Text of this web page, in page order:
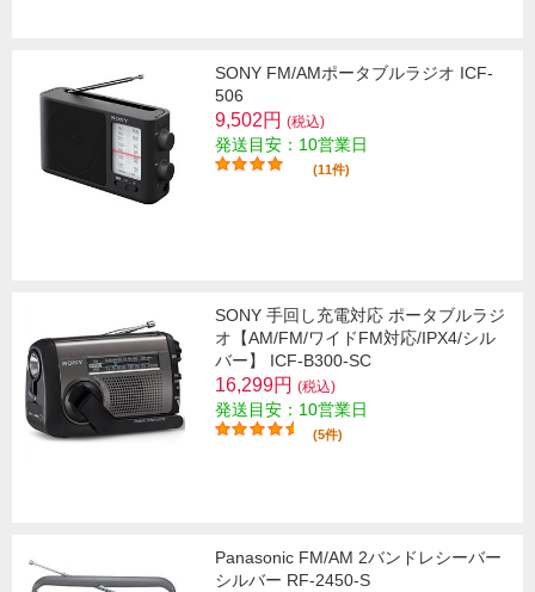
SONY FM/AMポータブルラジオ ICF-
506
9,502円 (税込)
発送目安：10営業日
(11件)
SONY 手回し充電対応 ポータブルラジ
オ【AM/FM/ワイドFM対応/IPX4/シル
バー】 ICF-B300-SC
16,299円 (税込)
発送目安：10営業日
(5件)
Panasonic FM/AM 2バンドレシーバー
シルバー RF-2450-S